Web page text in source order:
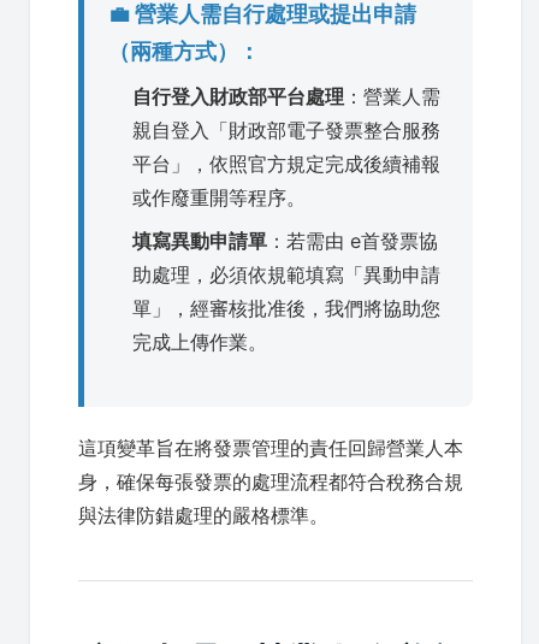
💼 營業人需自行處理或提出申請
（兩種方式）：
自行登入財政部平台處理 ：營業人需
親自登入「財政部電子發票整合服務
平台」，依照官方規定完成後續補報
或作廢重開等程序。
填寫異動申請單 ：若需由 e首發票協
助處理，必須依規範填寫「異動申請
單」，經審核批准後，我們將協助您
完成上傳作業。
這項變革旨在將發票管理的責任回歸營業人本
身，確保每張發票的處理流程都符合稅務合規
與法律防錯處理的嚴格標準。